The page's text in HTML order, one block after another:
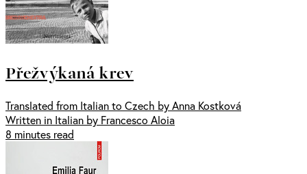
Přežvýkaná krev
Translated from Italian to Czech by Anna Kostková
Written in Italian by Francesco Aloia
8 minutes read